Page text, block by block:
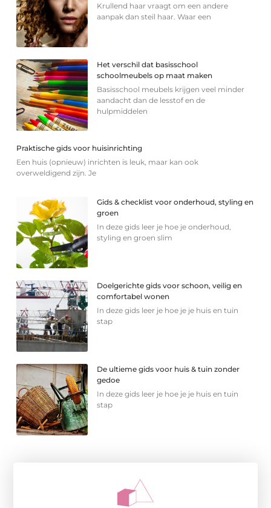
Krullend haar vraagt om een andere
aanpak dan steil haar. Waar een
Het verschil dat basisschool
schoolmeubels op maat maken
Basisschool meubels krijgen veel minder
aandacht dan de lesstof en de
hulpmiddelen
Praktische gids voor huisinrichting
Een huis (opnieuw) inrichten is leuk, maar kan ook
overweldigend zijn. Je
Gids & checklist voor onderhoud, styling en
groen
In deze gids leer je hoe je onderhoud,
styling en groen slim
Doelgerichte gids voor schoon, veilig en
comfortabel wonen
In deze gids leer je hoe je je huis en tuin
stap
De ultieme gids voor huis & tuin zonder
gedoe
In deze gids leer je hoe je je huis en tuin
stap